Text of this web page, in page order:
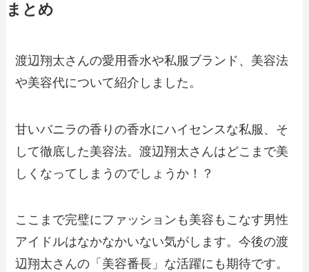
まとめ
渡辺翔太さんの愛用香水や私服ブランド、美容法
や美容代について紹介しました。
甘いバニラの香りの香水にハイセンスな私服、そ
して徹底した美容法。渡辺翔太さんはどこまで美
しくなってしまうのでしょうか！？
ここまで完璧にファッションも美容もこなす男性
アイドルはなかなかいない気がします。今後の渡
辺翔太さんの「美容番長」な活躍にも期待です。